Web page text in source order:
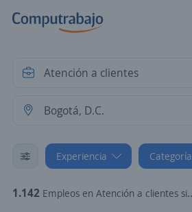
Experiencia Categoría
1.142 Empleos en Atención a clientes sin experiencia en Bogotá, D.C., Bogotá, D.C.